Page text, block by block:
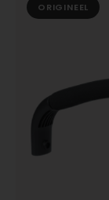
ORIGINEEL